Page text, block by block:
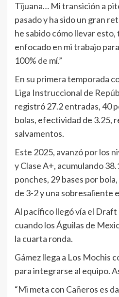
Tijuana… Mi transición a
pasado y ha sido un gran
he sabido cómo llevar
enfocado en mi trabajo
100% de mí.”
En su primera temporada
Liga Instruccional de
registró 27.2 entradas, 40
bolas, efectividad de 3.25,
salvamentos.
Este 2025, avanzó por los
y Clase A+, acumulando
ponches, 29 bases por
de 3-2 y una sobresaliente
Al pacífico llegó vía el Draft
cuando los Águilas de
la cuarta ronda.
Gámez llega a Los Mochis
para integrarse al equipo.
“Mi meta con Cañeros es